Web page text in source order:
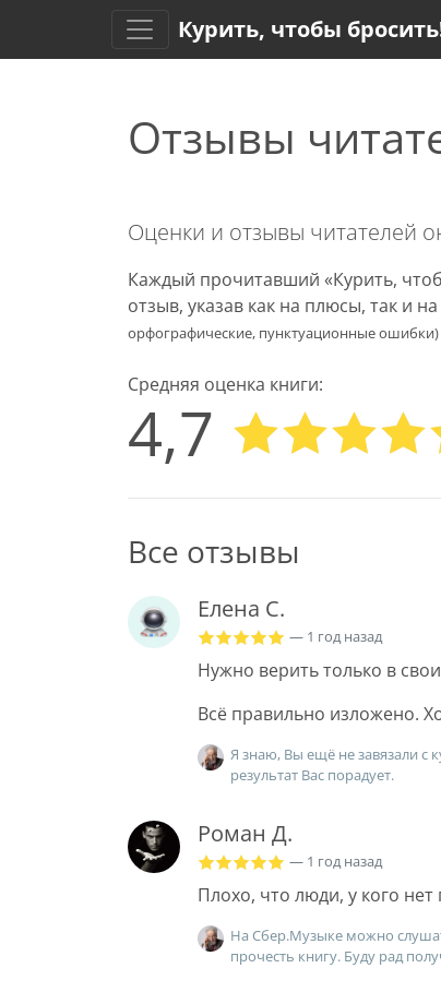
Курить, чтобы
Отзывы
Оценки и отзывы читателей
Каждый прочитавший «Курить,
отзыв, указав как на плюсы, так и
орфографические, пунктуационные ошибки)
Средняя оценка книги:
4,7
Все отзывы
Елена С.
— 1 год назад
Нужно верить только в
Всё правильно изложено.
Я знаю, Вы ещё не завязали с
результат Вас порадует.
Роман Д.
— 1 год назад
Плохо, что люди, у кого
На Сбер.Музыке можно
прочесть книгу. Буду рад